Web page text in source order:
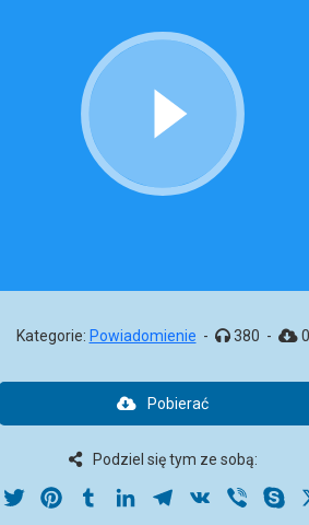
Kategorie: Powiadomienie - 380 - 0
Pobierać
Podziel się tym ze sobą:
Facebook
Twitter PinterestTumblrLinkedInTelegram
VK Viber